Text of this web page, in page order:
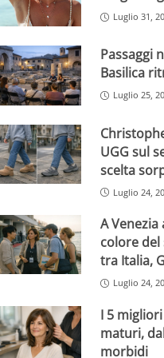
Luglio 31,
Passaggi
Basilica
Luglio 25,
UGG sul
scelta
Luglio 24,
A
colore
tra Italia,
Luglio 24,
I 5
maturi,
morbidi